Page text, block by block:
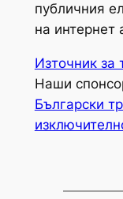
публичния
на интернет
Източник за
Наши
Български